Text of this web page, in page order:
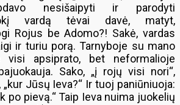
nesišaipyti ir parodyti
vardą tėvai davė, matyt,
Rojus be Adomo?! Sakė, vardas
ir turiu porą. Tarnyboje su mano
visi apsiprato, bet neformalioje
Sako, „į rojų visi nori“,
Jūsų Ieva?“ Ir tuoj paniūniuoja:
po pievą.“ Taip Ieva nuima juokelių